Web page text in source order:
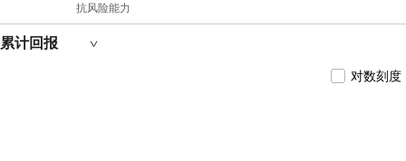
抗风险能力
累计回报
对数刻度